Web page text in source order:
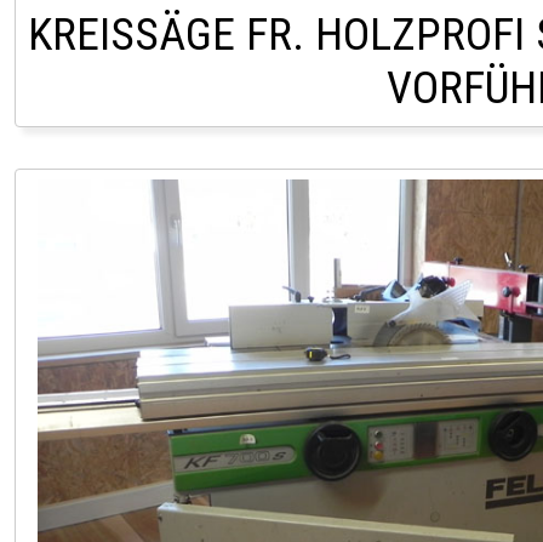
KREISSÄGE FR. HOLZPROFI